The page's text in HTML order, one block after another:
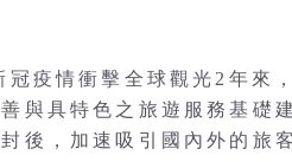
冠疫情衝擊全球觀光2年來
與具特色之旅遊服務基礎
後，加速吸引國內外的旅